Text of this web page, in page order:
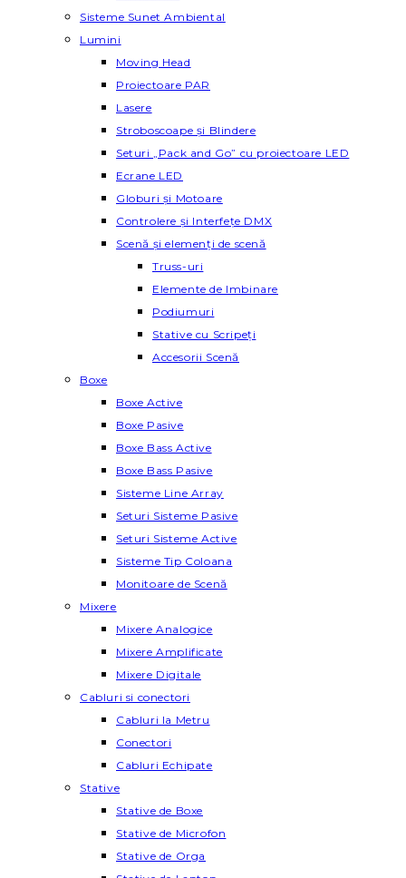
Sisteme Sunet Ambiental
Lumini
Moving Head
Proiectoare PAR
Lasere
Stroboscoape și Blindere
Seturi „Pack and Go” cu proiectoare LED
Ecrane LED
Globuri și Motoare
Controlere și Interfețe DMX
Scenă și elemenți de scenă
Truss-uri
Elemente de Imbinare
Podiumuri
Stative cu Scripeți
Accesorii Scenă
Boxe
Boxe Active
Boxe Pasive
Boxe Bass Active
Boxe Bass Pasive
Sisteme Line Array
Seturi Sisteme Pasive
Seturi Sisteme Active
Sisteme Tip Coloana
Monitoare de Scenă
Mixere
Mixere Analogice
Mixere Amplificate
Mixere Digitale
Cabluri si conectori
Cabluri la Metru
Conectori
Cabluri Echipate
Stative
Stative de Boxe
Stative de Microfon
Stative de Orga